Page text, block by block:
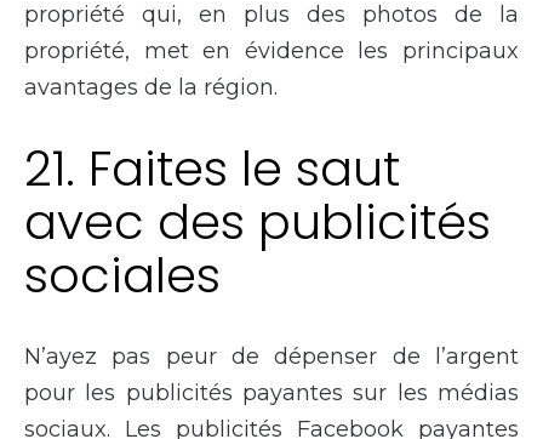
propriété qui, en plus des photos de la
propriété, met en évidence les principaux
avantages de la région.
21. Faites le saut
avec des publicités
sociales
N’ayez pas peur de dépenser de l’argent
pour les publicités payantes sur les médias
sociaux. Les publicités Facebook payantes